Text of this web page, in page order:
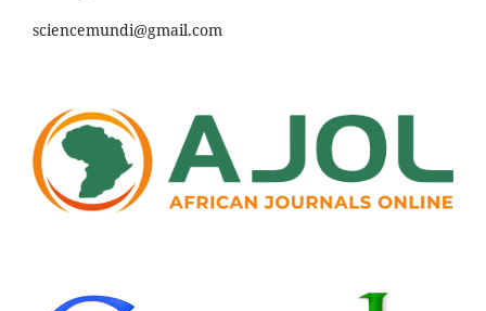
sciencemundi@gmail.com